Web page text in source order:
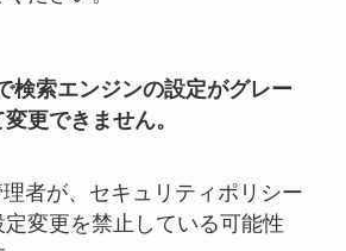
検索エンジンの設定がグレー
更できません。
者が、セキュリティポリシー
定変更を禁止している可能性